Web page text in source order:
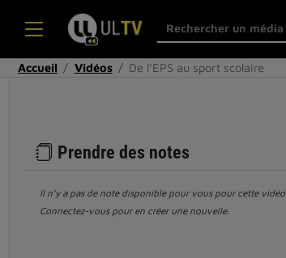
Accueil Vidéos De l'EPS au sport scolaire
Prendre des notes
Il n’y a pas de note disponible pour vous pour cette vidéo.
Connectez-vous pour en créer une nouvelle.